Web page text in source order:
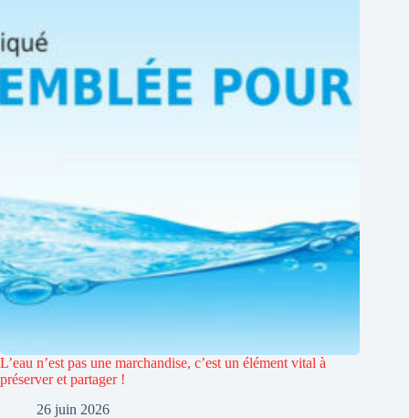
L’eau n’est pas une marchandise, c’est un élément vital à
préserver et partager !
26 juin 2026